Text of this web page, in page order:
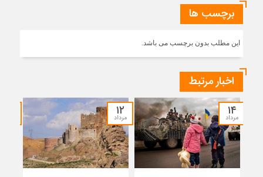
برچسب ها
این مطلب بدون برچسب می باشد.
اخبار مرتبط
۱۴
مرداد ۱۲
مرداد